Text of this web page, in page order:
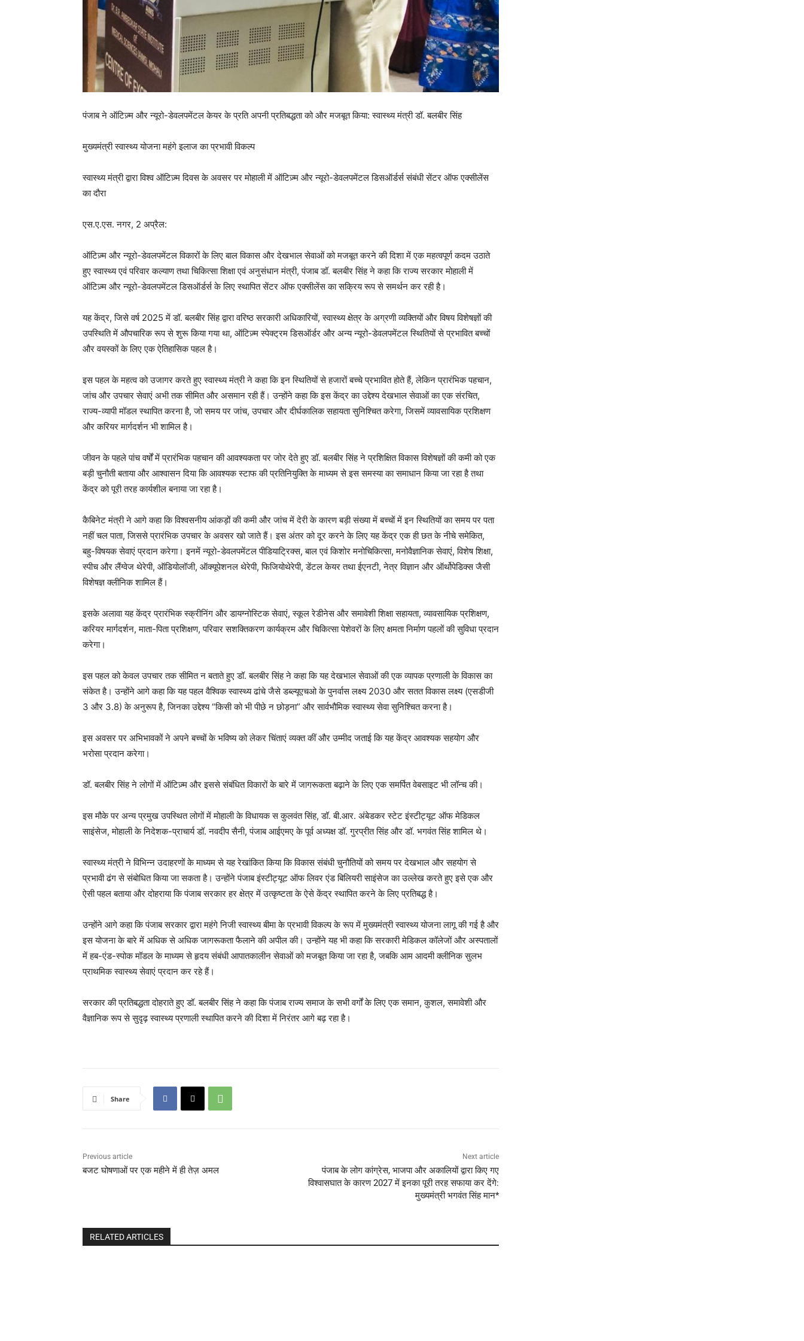
पंजाब ने ऑटिज़्म और न्यूरो-डेवलपमेंटल केयर के प्रति अपनी प्रतिबद्धता को और मजबूत किया: स्वास्थ्य मंत्री डॉ. बलबीर सिंह
मुख्यमंत्री स्वास्थ्य योजना महंगे इलाज का प्रभावी विकल्प
स्वास्थ्य मंत्री द्वारा विश्व ऑटिज़्म दिवस के अवसर पर मोहाली में ऑटिज़्म और न्यूरो-डेवलपमेंटल डिसऑर्डर्स संबंधी सेंटर ऑफ एक्सीलेंस
का दौरा
एस.ए.एस. नगर, 2 अप्रैल:
ऑटिज़्म और न्यूरो-डेवलपमेंटल विकारों के लिए बाल विकास और देखभाल सेवाओं को मजबूत करने की दिशा में एक महत्वपूर्ण कदम उठाते
हुए स्वास्थ्य एवं परिवार कल्याण तथा चिकित्सा शिक्षा एवं अनुसंधान मंत्री, पंजाब डॉ. बलबीर सिंह ने कहा कि राज्य सरकार मोहाली में
ऑटिज़्म और न्यूरो-डेवलपमेंटल डिसऑर्डर्स के लिए स्थापित सेंटर ऑफ एक्सीलेंस का सक्रिय रूप से समर्थन कर रही है।
यह केंद्र, जिसे वर्ष 2025 में डॉ. बलबीर सिंह द्वारा वरिष्ठ सरकारी अधिकारियों, स्वास्थ्य क्षेत्र के अग्रणी व्यक्तियों और विषय विशेषज्ञों की
उपस्थिति में औपचारिक रूप से शुरू किया गया था, ऑटिज़्म स्पेक्ट्रम डिसऑर्डर और अन्य न्यूरो-डेवलपमेंटल स्थितियों से प्रभावित बच्चों
और वयस्कों के लिए एक ऐतिहासिक पहल है।
इस पहल के महत्व को उजागर करते हुए स्वास्थ्य मंत्री ने कहा कि इन स्थितियों से हजारों बच्चे प्रभावित होते हैं, लेकिन प्रारंभिक पहचान,
जांच और उपचार सेवाएं अभी तक सीमित और असमान रही हैं। उन्होंने कहा कि इस केंद्र का उद्देश्य देखभाल सेवाओं का एक संरचित,
राज्य-व्यापी मॉडल स्थापित करना है, जो समय पर जांच, उपचार और दीर्घकालिक सहायता सुनिश्चित करेगा, जिसमें व्यावसायिक प्रशिक्षण
और करियर मार्गदर्शन भी शामिल है।
जीवन के पहले पांच वर्षों में प्रारंभिक पहचान की आवश्यकता पर जोर देते हुए डॉ. बलबीर सिंह ने प्रशिक्षित विकास विशेषज्ञों की कमी को एक
बड़ी चुनौती बताया और आश्वासन दिया कि आवश्यक स्टाफ की प्रतिनियुक्ति के माध्यम से इस समस्या का समाधान किया जा रहा है तथा
केंद्र को पूरी तरह कार्यशील बनाया जा रहा है।
कैबिनेट मंत्री ने आगे कहा कि विश्वसनीय आंकड़ों की कमी और जांच में देरी के कारण बड़ी संख्या में बच्चों में इन स्थितियों का समय पर पता
नहीं चल पाता, जिससे प्रारंभिक उपचार के अवसर खो जाते हैं। इस अंतर को दूर करने के लिए यह केंद्र एक ही छत के नीचे समेकित,
बहु-विषयक सेवाएं प्रदान करेगा। इनमें न्यूरो-डेवलपमेंटल पीडियाट्रिक्स, बाल एवं किशोर मनोचिकित्सा, मनोवैज्ञानिक सेवाएं, विशेष शिक्षा,
स्पीच और लैंग्वेज थेरेपी, ऑडियोलॉजी, ऑक्यूपेशनल थेरेपी, फिजियोथेरेपी, डेंटल केयर तथा ईएनटी, नेत्र विज्ञान और ऑर्थोपेडिक्स जैसी
विशेषज्ञ क्लीनिक शामिल हैं।
इसके अलावा यह केंद्र प्रारंभिक स्क्रीनिंग और डायग्नोस्टिक सेवाएं, स्कूल रेडीनेस और समावेशी शिक्षा सहायता, व्यावसायिक प्रशिक्षण,
करियर मार्गदर्शन, माता-पिता प्रशिक्षण, परिवार सशक्तिकरण कार्यक्रम और चिकित्सा पेशेवरों के लिए क्षमता निर्माण पहलों की सुविधा प्रदान
करेगा।
इस पहल को केवल उपचार तक सीमित न बताते हुए डॉ. बलबीर सिंह ने कहा कि यह देखभाल सेवाओं की एक व्यापक प्रणाली के विकास का
संकेत है। उन्होंने आगे कहा कि यह पहल वैश्विक स्वास्थ्य ढांचे जैसे डब्ल्यूएचओ के पुनर्वास लक्ष्य 2030 और सतत विकास लक्ष्य (एसडीजी
3 और 3.8) के अनुरूप है, जिनका उद्देश्य “किसी को भी पीछे न छोड़ना” और सार्वभौमिक स्वास्थ्य सेवा सुनिश्चित करना है।
इस अवसर पर अभिभावकों ने अपने बच्चों के भविष्य को लेकर चिंताएं व्यक्त कीं और उम्मीद जताई कि यह केंद्र आवश्यक सहयोग और
भरोसा प्रदान करेगा।
डॉ. बलबीर सिंह ने लोगों में ऑटिज़्म और इससे संबंधित विकारों के बारे में जागरूकता बढ़ाने के लिए एक समर्पित वेबसाइट भी लॉन्च की।
इस मौके पर अन्य प्रमुख उपस्थित लोगों में मोहाली के विधायक स कुलवंत सिंह, डॉ. बी.आर. अंबेडकर स्टेट इंस्टीट्यूट ऑफ मेडिकल
साइंसेज, मोहाली के निदेशक-प्राचार्य डॉ. नवदीप सैनी, पंजाब आईएमए के पूर्व अध्यक्ष डॉ. गुरप्रीत सिंह और डॉ. भगवंत सिंह शामिल थे।
स्वास्थ्य मंत्री ने विभिन्न उदाहरणों के माध्यम से यह रेखांकित किया कि विकास संबंधी चुनौतियों को समय पर देखभाल और सहयोग से
प्रभावी ढंग से संबोधित किया जा सकता है। उन्होंने पंजाब इंस्टीट्यूट ऑफ लिवर एंड बिलियरी साइंसेज का उल्लेख करते हुए इसे एक और
ऐसी पहल बताया और दोहराया कि पंजाब सरकार हर क्षेत्र में उत्कृष्टता के ऐसे केंद्र स्थापित करने के लिए प्रतिबद्ध है।
उन्होंने आगे कहा कि पंजाब सरकार द्वारा महंगे निजी स्वास्थ्य बीमा के प्रभावी विकल्प के रूप में मुख्यमंत्री स्वास्थ्य योजना लागू की गई है और
इस योजना के बारे में अधिक से अधिक जागरूकता फैलाने की अपील की। उन्होंने यह भी कहा कि सरकारी मेडिकल कॉलेजों और अस्पतालों
में हब-एंड-स्पोक मॉडल के माध्यम से हृदय संबंधी आपातकालीन सेवाओं को मजबूत किया जा रहा है, जबकि आम आदमी क्लीनिक सुलभ
प्राथमिक स्वास्थ्य सेवाएं प्रदान कर रहे हैं।
सरकार की प्रतिबद्धता दोहराते हुए डॉ. बलबीर सिंह ने कहा कि पंजाब राज्य समाज के सभी वर्गों के लिए एक समान, कुशल, समावेशी और
वैज्ञानिक रूप से सुदृढ़ स्वास्थ्य प्रणाली स्थापित करने की दिशा में निरंतर आगे बढ़ रहा है।
Share
Previous article
बजट घोषणाओं पर एक महीने में ही तेज़ अमल
Next article
पंजाब के लोग कांग्रेस, भाजपा और अकालियों द्वारा किए गए
विश्वासघात के कारण 2027 में इनका पूरी तरह सफाया कर देंगे:
मुख्यमंत्री भगवंत सिंह मान*
RELATED ARTICLES